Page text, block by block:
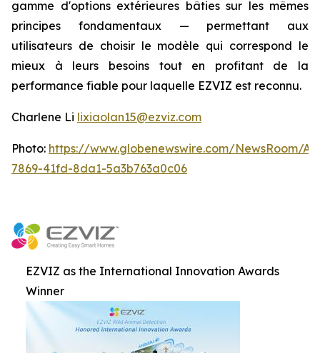
gamme d'options extérieures bâties sur les mêmes
principes fondamentaux — permettant aux
utilisateurs de choisir le modèle qui correspond le
mieux à leurs besoins tout en profitant de la
performance fiable pour laquelle EZVIZ est reconnu.
Charlene Li lixiaolan15@ezviz.com
Photo: https://www.globenewswire.com/NewsRoom/
7869-41fd-8da1-5a3b763a0c06
EZVIZ as the International Innovation Awards
Winner